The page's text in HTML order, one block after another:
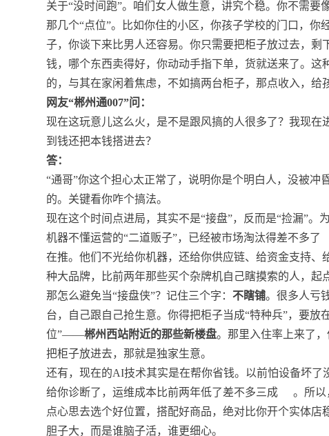
关于“没时间跑”。咱们女人做生意，讲究个稳。你不需
那几个“点位”。比如你住的小区，你孩子学校的门口，
子，你谈下来比男人还容易。你只需要把柜子放过去，
钱，哪个东西卖得好，你动动手指下单，货就送来了。这
的，与其在家闲着焦虑，不如搞两台柜子，那点收入，给
网友“郴州通007”问：
现在这玩意儿这么火，是不是跟风搞的人很多了？我现在
到钱还把本钱搭进去？
答：
“通哥”你这个担心太正常了，说明你是个明白人，没被
的。关键看你咋个搞法。
现在这个时间点进局，其实不是“接盘”，反而是“捡漏”
机器不懂运营的“二道贩子”，已经被市场淘汰得差不多了
在推。他们不光给你机器，还给你供应链、给资金支持、
种大品牌，比前两年那些买个杂牌机自己瞎摸索的人，起
那怎么避免当“接盘侠”？记住三个字：不瞎铺。很多人亏
台，自己跟自己抢生意。你得把柜子当成“特种兵”，要
位”——郴州西站附近的那些新楼盘。那里入住率上来了
把柜子放进去，那就是独家生意。
还有，现在的AI技术其实是在帮你省钱。以前怕设备坏
给你诊断了，运维成本比前两年低了差不多三成
。所以
点心思去选个好位置，搭配好商品，绝对比你开个实体店
胆子大，而是谁脑子活，谁更细心。